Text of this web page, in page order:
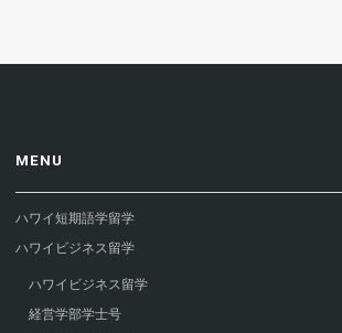
MENU
ハワイ短期語学留学
ハワイビジネス留学
ハワイビジネス留学
経営学部学士号